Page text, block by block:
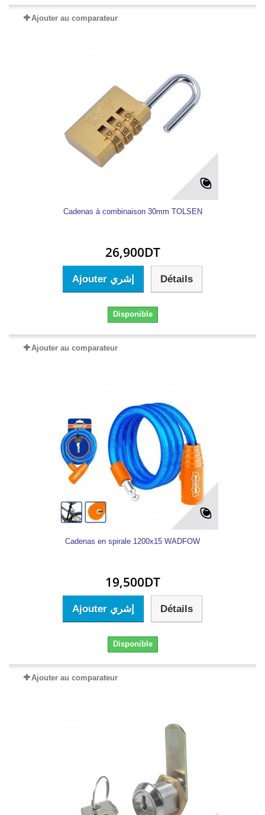
Ajouter au comparateur
Cadenas à combinaison 30mm TOLSEN
26,900DT
Ajouter إشري Détails
Disponible
Ajouter au comparateur
Cadenas en spirale 1200x15 WADFOW
19,500DT
Ajouter إشري Détails
Disponible
Ajouter au comparateur